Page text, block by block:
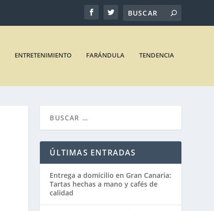
ENTRETENIMIENTO FARÁNDULA TENDENCIA
ÚLTIMAS ENTRADAS
Entrega a domicilio en Gran Canaria:
Tartas hechas a mano y cafés de
calidad